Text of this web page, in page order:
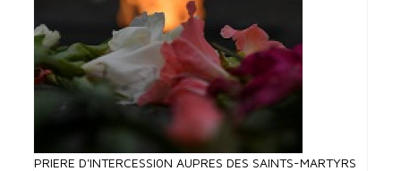
PRIERE D'INTERCESSI0N AUPRES DES SAINTS-MARTYRS